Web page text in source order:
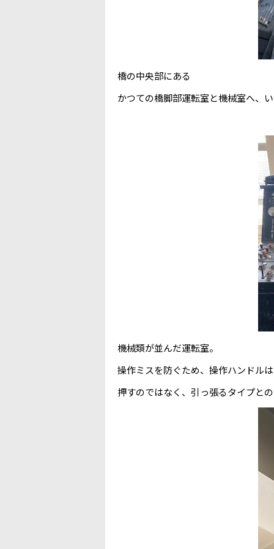
橋の中央部にある
かつての橋脚部運転室と機械室へ、
機械類が並んだ運転室。
操作ミスを防ぐため、操作ハンドルは
押すのではなく、引っ張るタイプと